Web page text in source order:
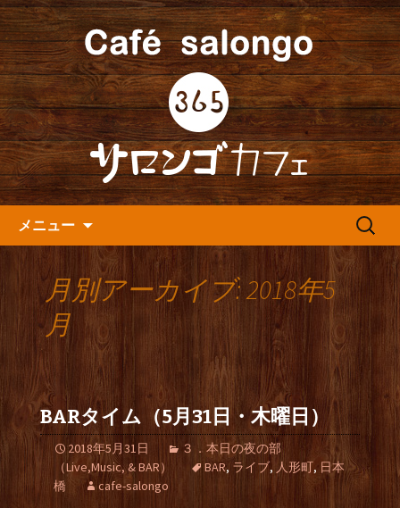
人形町の『365(サロンゴ)カフ
ェ』よりお知らせ
人形町の音楽カフェ『365カフェ』より
最新情報をお届けします。
メニュー
検
月別アーカイブ: 2018年5
月
BARタイム（5月31日・木曜日）
2018年5月31日
３．本日の夜の部
（Live,Music, & BAR）
BAR, ライブ, 人形町, 日本
橋
cafe-salongo